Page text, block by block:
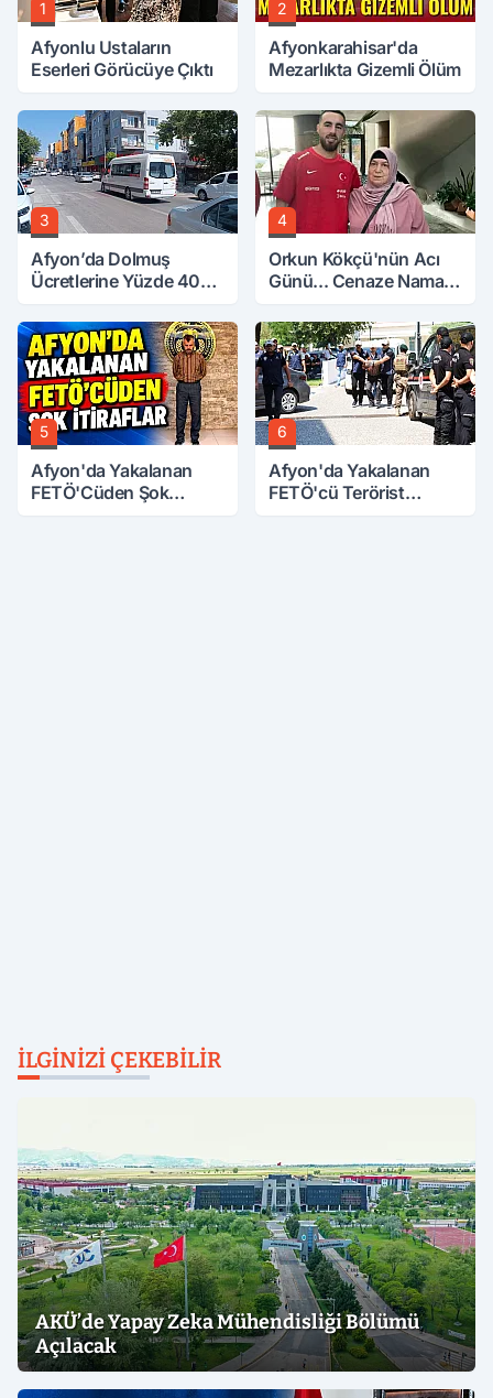
1
Afyonlu Ustaların
Eserleri Görücüye Çıktı
2
Afyonkarahisar'da
Mezarlıkta Gizemli Ölüm
3
Afyon’da Dolmuş
Ücretlerine Yüzde 40
4
Orkun Kökçü'nün Acı
Günü... Cenaze Namazı
5
Afyon'da Yakalanan
FETÖ'Cüden Şok
6
Afyon'da Yakalanan
FETÖ'cü Terörist
İLGINIZI ÇEKEBILIR
AKÜ’de Yapay Zeka Mühendisliği Bölümü
Açılacak